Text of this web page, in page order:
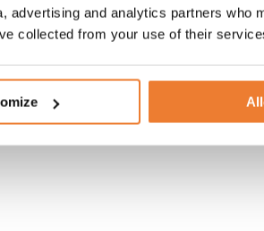
advertising and analytics partners who
collected from your use of their